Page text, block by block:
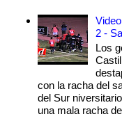
2 -
Los
con la racha del
del Sur
una mala racha